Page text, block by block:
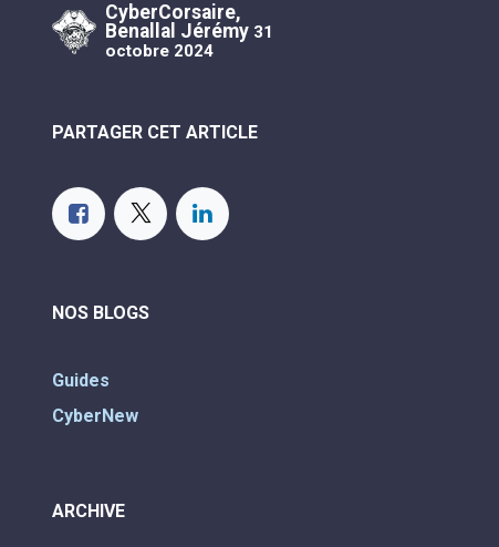
CyberCorsaire,
Benallal Jérémy 31
octobre 2024
PARTAGER CET ARTICLE
NOS BLOGS
Guides
CyberNew
ARCHIVE